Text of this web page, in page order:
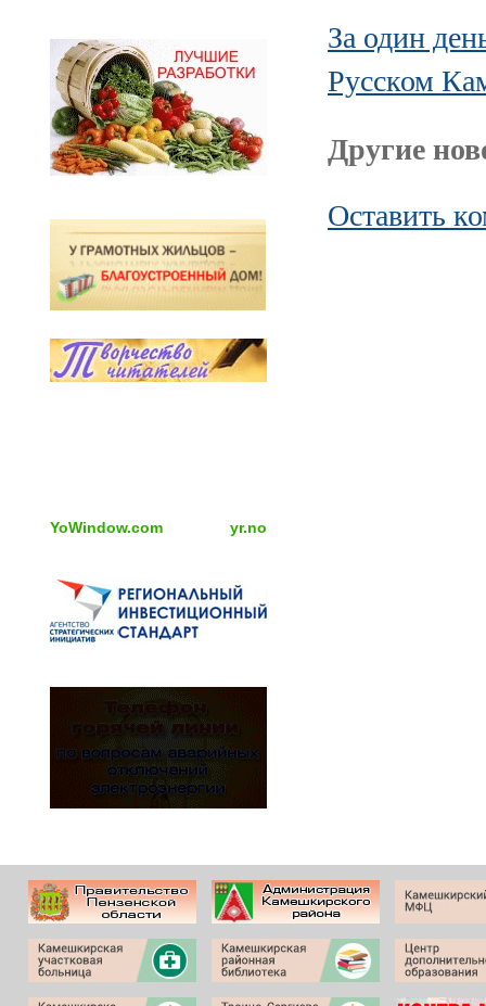
YoWindow.com yr.no
За один
Русском
Другие
Оставить